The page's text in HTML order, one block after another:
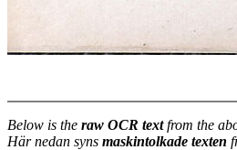
Below is the raw OCR textfrom the
Här nedan syns maskintolkade texten